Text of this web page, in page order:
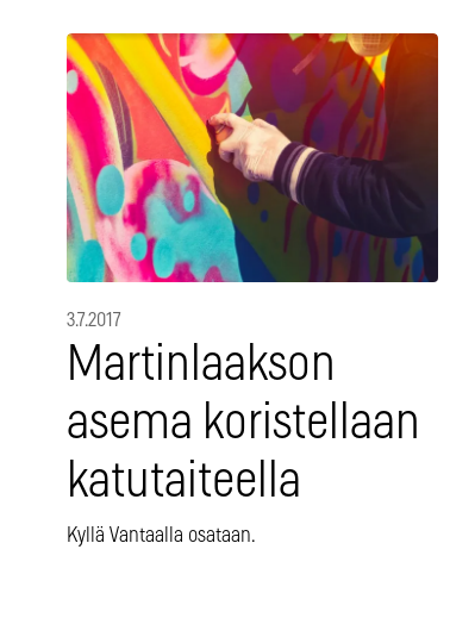
3.7.2017
Martinlaakson
asema koristellaan
katutaiteella
Kyllä Vantaalla osataan.